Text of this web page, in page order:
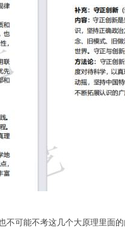
可能不考这几个大原理里面的